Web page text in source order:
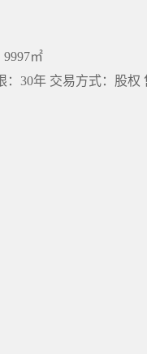
： 9997㎡
30年 交易方式：股权